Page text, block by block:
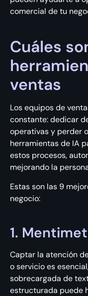
comercial de tu
Cuáles
ventas
Los equipos de
constante: dedicar
operativas y perder
herramientas de IA
estos procesos,
mejorando la
Estas son las 9
negocio:
1.
Captar la atención
o servicio es
sobrecargada de
estructurada puede